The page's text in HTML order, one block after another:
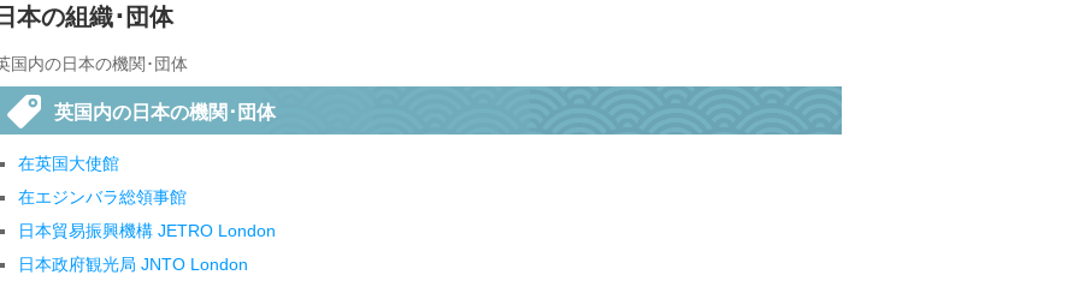
本の組織･団体
国内の日本の機関･団体
英国内の日本の機関･団体
在英国大使館
在エジンバラ総領事館
日本貿易振興機構 JETRO London
日本政府観光局 JNTO London